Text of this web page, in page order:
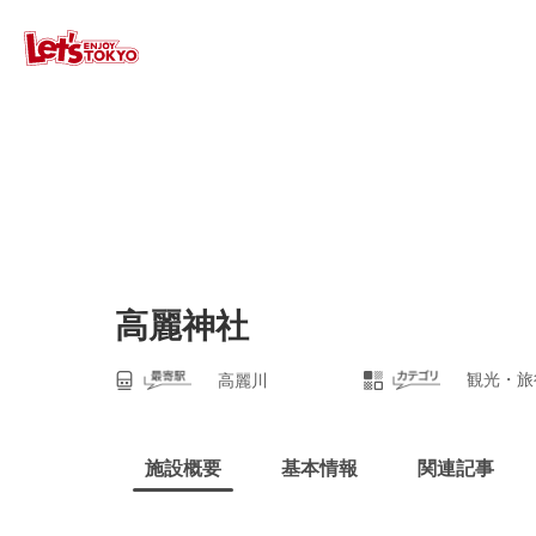
高麗神社
高麗川 観光・
施設概要 基本情報 関連記事